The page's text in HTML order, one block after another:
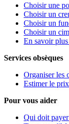
Choisir une
Choisir un
Choisir un
Choisir un
En savoir
Services obsèques
Organiser les
Estimer le
Pour vous aider
Qui doit